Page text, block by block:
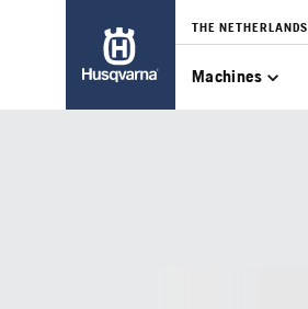
THE NETHERLANDS
Machines